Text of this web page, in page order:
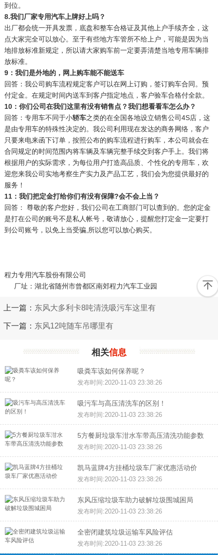
到位。
8.我们厂家专用汽车上牌好上吗？
出厂都会统一开具发票，底盘和整车合格证及其他上户手续齐全，这
点大家完全可以放心。至于有些地方车管所不给上户，可能是因为当
地排放标准新规定，所以请大家购车前一定要弄清楚当地专用车辆排
放标准。
9：我们是外地的，网上购车能不能送车
回答：我公司购车流程规定客户可以在网上订购，签订购车合同。预
付定金。在规定时间内送车到客户指定地点，客户验车合格付全款。
10：你们公司在我们这里有没有销售点？我们想看看车怎么办？
回答：专用车不同于小轿车之类的在全国各地设立销售公司4S店，这
是由专用车的特殊性决定的。我公司利用现在发达的商务网络，客户
只要来电来函下订单，按照公布的购车流程进行购车，本公司就会在
合同规定的时间范围内将车辆及车辆完整手续交到客户手上。我们将
根据用户的实际需求，为每位用户打造高品质、个性化的专用车，欢
迎您来我公司实地考察生产实力及产品工艺，我们会为您提供最好的
服务！
11：我们把定金打给你们有没有保障?会不会上当？
回答： 尊敬的客户您好，我们公司在工商部门可以查到的。您的定金
是打在公司的账号不是私人帐号，敬请放心，提醒您打定金一定要打
到公司账号，以免上当受骗,所以您可以放心购买。
程力专用汽车股份有限公司
厂址：湖北省随州市曾都区南郊程力汽车工业园
上一篇： 东风大多利卡8吨清洗吸污车这里有
下一篇： 东风12吨随车吊哪里有
相关信息
吸粪车该如何保养呢？
发布时间:2020-11-03 23:38:26
吸污车与高压清洗车的区别！
发布时间:2020-11-03 23:38:26
5方餐厨垃圾车泔水车带高压清洗功能参数
发布时间:2020-11-03 23:38:26
凯马蓝牌4方挂桶垃圾车厂家优惠活动价
发布时间:2020-11-03 23:38:26
东风压缩垃圾车助力破解垃圾围城困局
发布时间:2020-11-03 23:38:26
全密闭建筑垃圾运输车风险评估
发布时间:2020-11-03 23:38:26